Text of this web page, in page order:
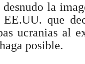
la
EE.UU. que
ucranias al
posible.